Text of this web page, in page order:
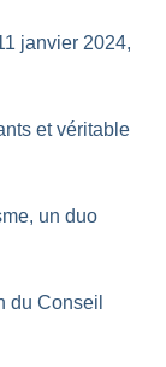
janvier 2024,
et véritable
un duo
du Conseil